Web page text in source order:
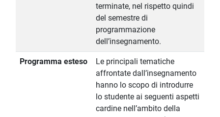
terminate, nel rispetto quindi
del semestre di
programmazione
dell’insegnamento.
Programma esteso
Le principali tematiche
affrontate dall’insegnamento
hanno lo scopo di introdurre
lo studente ai seguenti aspetti
cardine nell’ambito della